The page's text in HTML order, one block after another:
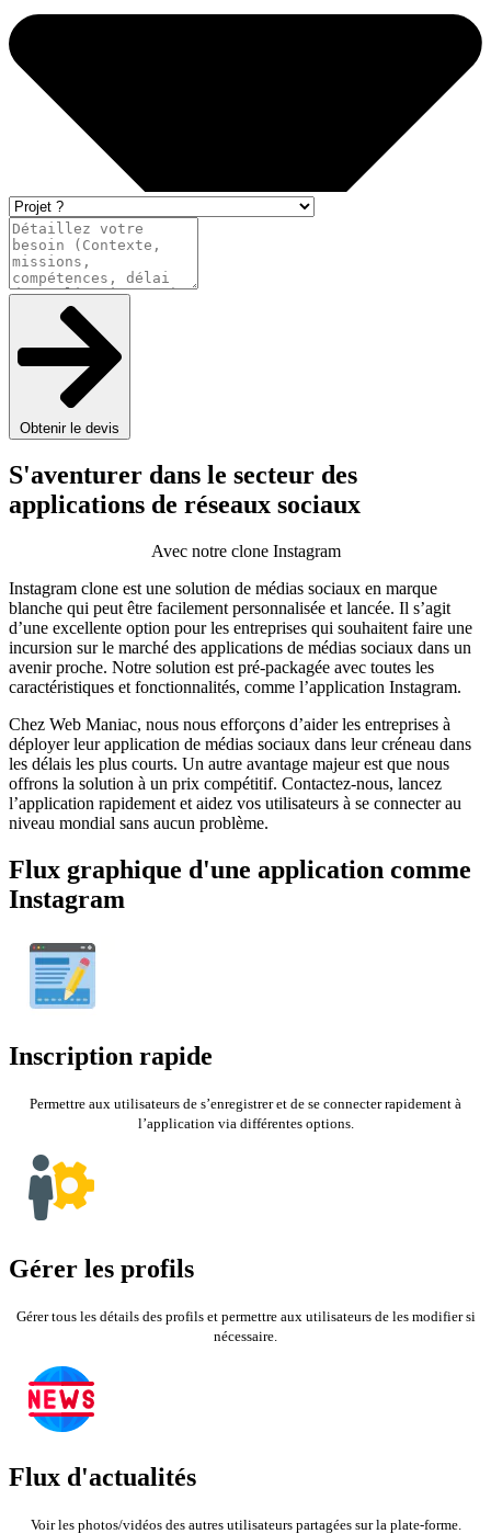
Obtenir le devis
S'aventurer dans le secteur des
applications de réseaux sociaux
Avec notre clone Instagram
Instagram clone est une solution de médias sociaux en marque
blanche qui peut être facilement personnalisée et lancée. Il s’agit
d’une excellente option pour les entreprises qui souhaitent faire une
incursion sur le marché des applications de médias sociaux dans un
avenir proche. Notre solution est pré-packagée avec toutes les
caractéristiques et fonctionnalités, comme l’application Instagram.
Chez Web Maniac, nous nous efforçons d’aider les entreprises à
déployer leur application de médias sociaux dans leur créneau dans
les délais les plus courts. Un autre avantage majeur est que nous
offrons la solution à un prix compétitif. Contactez-nous, lancez
l’application rapidement et aidez vos utilisateurs à se connecter au
niveau mondial sans aucun problème.
Flux graphique d'une application comme
Instagram
Inscription rapide
Permettre aux utilisateurs de s’enregistrer et de se connecter rapidement à
l’application via différentes options.
Gérer les profils
Gérer tous les détails des profils et permettre aux utilisateurs de les modifier si
nécessaire.
Flux d'actualités
Voir les photos/vidéos des autres utilisateurs partagées sur la plate-forme.